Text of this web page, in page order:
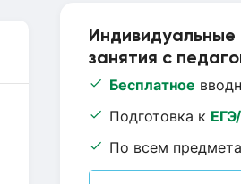
занятия с
Бесплатное
Подготовка к
По всем